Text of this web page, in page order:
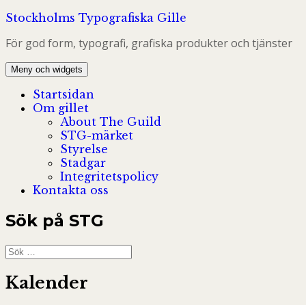
Hoppa
innehåll
Stockholms Typografiska Gille
För god form, typografi, grafiska produkter och tjänster
Meny och widgets
Startsidan
Om gillet
About The Guild
STG-märket
Styrelse
Stadgar
Integritetspolicy
Kontakta oss
Sök på STG
Sök
efter:
Kalender